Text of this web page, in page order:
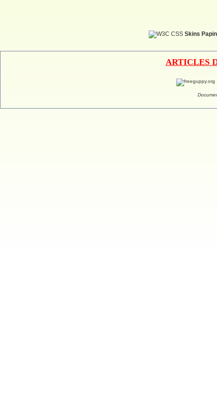
Skins
ARTICLES